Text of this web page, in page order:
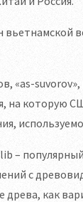
«as-
на которую
–
с
как